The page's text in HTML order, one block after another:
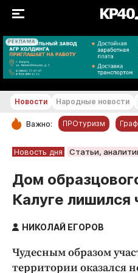
РЕКЛАМА
РУБРИКИ
Обнинск
Новости компаний
Статьи
Народные новости
Авто и транспорт
Благоустройство
Новости Народные новости
Важно: ПРОтуризм
Новость дня Статьи,
Дом
Калуге лишился
НИКОЛАЙ ЕГОРОВ
Чудесным образом
территории оказался